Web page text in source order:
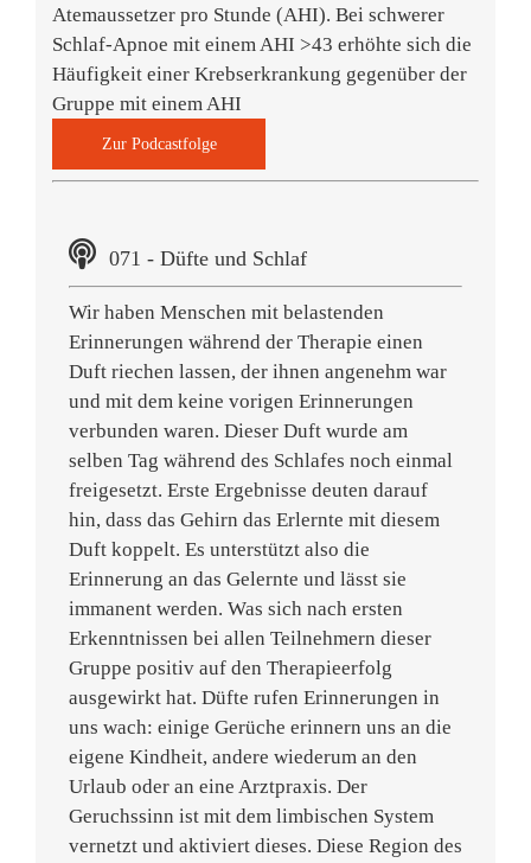
Atemaussetzer pro Stunde (AHI). Bei schwerer
Schlaf-Apnoe mit einem AHI >43 erhöhte sich die
Häufigkeit einer Krebserkrankung gegenüber der
Gruppe mit einem AHI
Zur Podcastfolge
071 - Düfte und Schlaf
Wir haben Menschen mit belastenden
Erinnerungen während der Therapie einen
Duft riechen lassen, der ihnen angenehm war
und mit dem keine vorigen Erinnerungen
verbunden waren. Dieser Duft wurde am
selben Tag während des Schlafes noch einmal
freigesetzt. Erste Ergebnisse deuten darauf
hin, dass das Gehirn das Erlernte mit diesem
Duft koppelt. Es unterstützt also die
Erinnerung an das Gelernte und lässt sie
immanent werden. Was sich nach ersten
Erkenntnissen bei allen Teilnehmern dieser
Gruppe positiv auf den Therapieerfolg
ausgewirkt hat. Düfte rufen Erinnerungen in
uns wach: einige Gerüche erinnern uns an die
eigene Kindheit, andere wiederum an den
Urlaub oder an eine Arztpraxis. Der
Geruchssinn ist mit dem limbischen System
vernetzt und aktiviert dieses. Diese Region des